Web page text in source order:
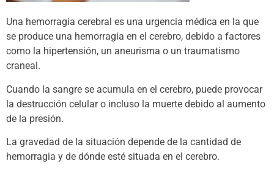
Una hemorragia cerebral es una urgencia médica en la que
se produce una hemorragia en el cerebro, debido a factores
como la hipertensión, un aneurisma o un traumatismo
craneal.
Cuando la sangre se acumula en el cerebro, puede provocar
la destrucción celular o incluso la muerte debido al aumento
de la presión.
La gravedad de la situación depende de la cantidad de
hemorragia y de dónde esté situada en el cerebro.